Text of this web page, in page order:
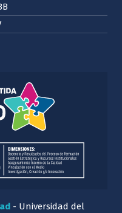
- Universidad del